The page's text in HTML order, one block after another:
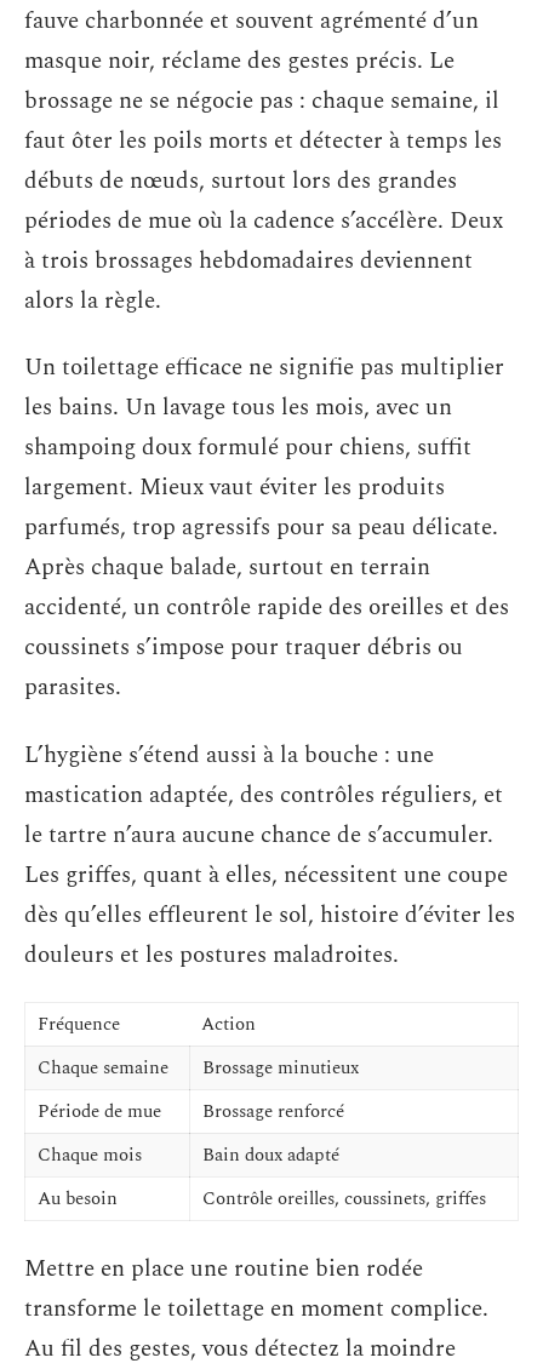
fauve charbonnée et souvent agrémenté d’un
masque noir, réclame des gestes précis. Le
brossage ne se négocie pas : chaque semaine, il
faut ôter les poils morts et détecter à temps les
débuts de nœuds, surtout lors des grandes
périodes de mue où la cadence s’accélère. Deux
à trois brossages hebdomadaires deviennent
alors la règle.
Un toilettage efficace ne signifie pas multiplier
les bains. Un lavage tous les mois, avec un
shampoing doux formulé pour chiens, suffit
largement. Mieux vaut éviter les produits
parfumés, trop agressifs pour sa peau délicate.
Après chaque balade, surtout en terrain
accidenté, un contrôle rapide des oreilles et des
coussinets s’impose pour traquer débris ou
parasites.
L’hygiène s’étend aussi à la bouche : une
mastication adaptée, des contrôles réguliers, et
le tartre n’aura aucune chance de s’accumuler.
Les griffes, quant à elles, nécessitent une coupe
dès qu’elles effleurent le sol, histoire d’éviter les
douleurs et les postures maladroites.
Fréquence
Action
Chaque semaine
Brossage minutieux
Période de mue
Brossage renforcé
Chaque mois
Bain doux adapté
Au besoin
Contrôle oreilles, coussinets, griffes
Mettre en place une routine bien rodée
transforme le toilettage en moment complice.
Au fil des gestes, vous détectez la moindre